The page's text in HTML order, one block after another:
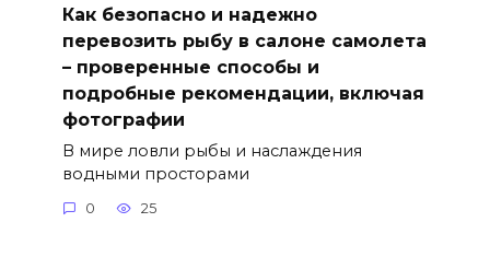
Как безопасно и надежно
перевозить рыбу в салоне самолета
– проверенные способы и
подробные рекомендации, включая
фотографии
В мире ловли рыбы и наслаждения
водными просторами
0 25